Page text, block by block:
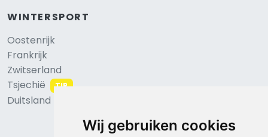
Wij gebruiken cookies
WINTERSPORT
Oostenrijk
Frankrijk
Zwitserland
Tsjechië
TIP
Duitsland